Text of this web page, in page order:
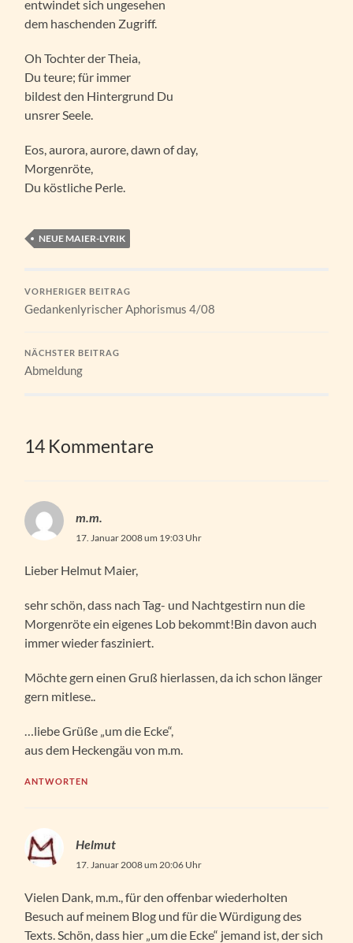
entwindet sich ungesehen
dem haschenden Zugriff.
Oh Tochter der Theia,
Du teure; für immer
bildest den Hintergrund Du
unsrer Seele.
Eos, aurora, aurore, dawn of day,
Morgenröte,
Du köstliche Perle.
NEUE MAIER-LYRIK
VORHERIGER BEITRAG
Gedankenlyrischer Aphorismus 4/08
NÄCHSTER BEITRAG
Abmeldung
14 Kommentare
m.m.
17. Januar 2008 um 19:03 Uhr
Lieber Helmut Maier,
sehr schön, dass nach Tag- und Nachtgestirn nun die
Morgenröte ein eigenes Lob bekommt!Bin davon auch
immer wieder fasziniert.
Möchte gern einen Gruß hierlassen, da ich schon länger
gern mitlese..
…liebe Grüße „um die Ecke“,
aus dem Heckengäu von m.m.
ANTWORTEN
Helmut
17. Januar 2008 um 20:06 Uhr
Vielen Dank, m.m., für den offenbar wiederholten
Besuch auf meinem Blog und für die Würdigung des
Texts. Schön, dass hier „um die Ecke“ jemand ist, der sich